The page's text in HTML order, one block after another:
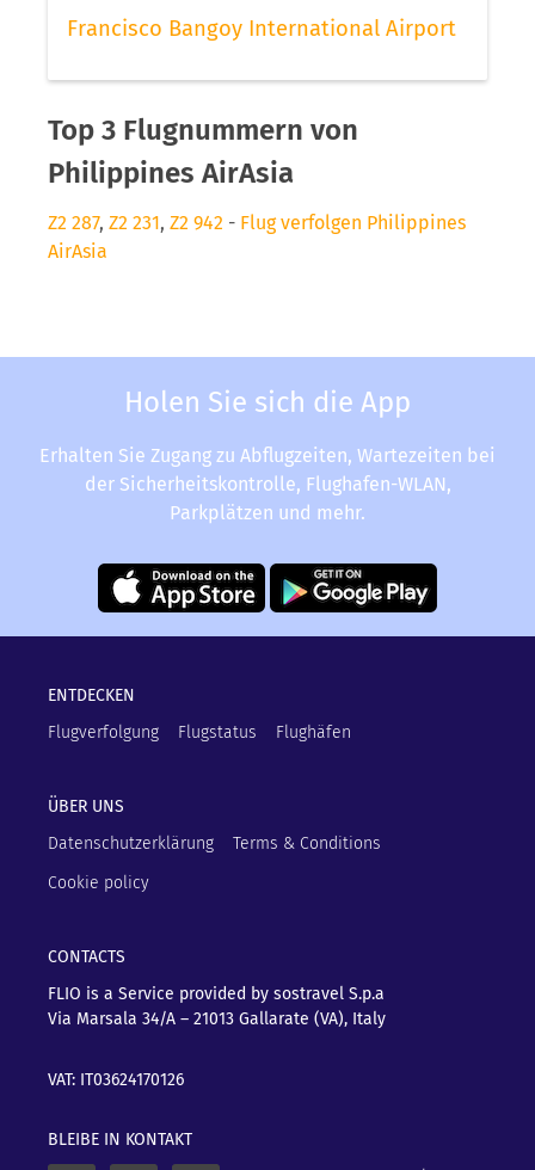
Francisco Bangoy International Airport
Top 3 Flugnummern von
Philippines AirAsia
Z2 287, Z2 231, Z2 942 - Flug verfolgen Philippines
AirAsia
Holen Sie sich die App
Erhalten Sie Zugang zu Abflugzeiten, Wartezeiten bei
der Sicherheitskontrolle, Flughafen-WLAN,
Parkplätzen und mehr.
ENTDECKEN
Flugverfolgung
Flugstatus Flughäfen
ÜBER UNS
Datenschutzerklärung
Terms & Conditions
Cookie policy
CONTACTS
FLIO is a Service provided by sostravel S.p.a
Via Marsala 34/A – 21013 Gallarate (VA), Italy
VAT: IT03624170126
BLEIBE IN KONTAKT